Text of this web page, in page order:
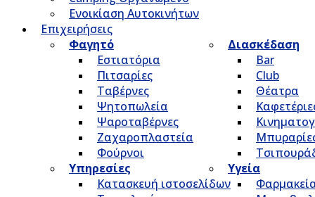
Ενοικίαση Αυτοκινήτων
Επιχειρήσεις
Φαγητό
Εστιατόρια
Πιτσαρίες
Ταβέρνες
Ψητοπωλεία
Ψαροταβέρνες
Ζαχαροπλαστεία
Φούρνοι
Διασκέδαση
Bar
Club
Θέατρα
Υπηρεσίες
Κατασκευή ιστοσελίδων
Υγεία